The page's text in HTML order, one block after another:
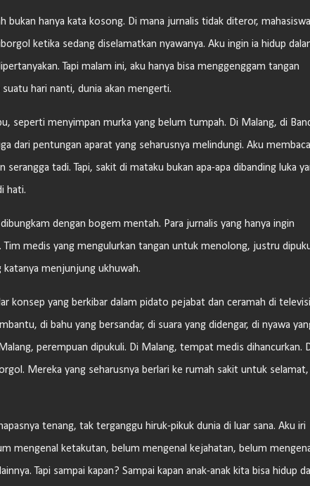
bukan hanya kata kosong. Di mana jurnalis tidak diteror, mahasiswa
ketika sedang diselamatkan nyawanya. Aku ingin ia hidup
Tapi malam ini, aku hanya bisa menggenggam tangan
hari nanti, dunia akan mengerti.
seperti menyimpan murka yang belum tumpah. Di Malang, di
dari pentungan aparat yang seharusnya melindungi. Aku membaca
tadi. Tapi, sakit di mataku bukan apa-apa dibanding luka
hati.
dengan bogem mentah. Para jurnalis yang hanya ingin
medis yang mengulurkan tangan untuk menolong, justru
katanya menjunjung ukhuwah.
konsep yang berkibar dalam pidato pejabat dan ceramah di
di bahu yang bersandar, di suara yang didengar, di nyawa
perempuan dipukuli. Di Malang, tempat medis dihancurkan.
Mereka yang seharusnya berlari ke rumah sakit untuk selamat,
tenang, tak terganggu hiruk-pikuk dunia di luar sana. Aku iri
mengenal ketakutan, belum mengenal kejahatan, belum
Tapi sampai kapan? Sampai kapan anak-anak kita bisa hidup